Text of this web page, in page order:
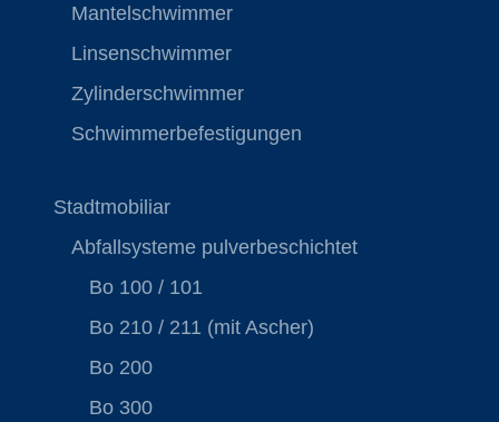
Mantelschwimmer
Linsenschwimmer
Zylinderschwimmer
Schwimmerbefestigungen
Stadtmobiliar
Abfallsysteme pulverbeschichtet
Bo 100 / 101
Bo 210 / 211 (mit Ascher)
Bo 200
Bo 300